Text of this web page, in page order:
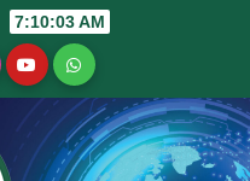
7:10:03 AM